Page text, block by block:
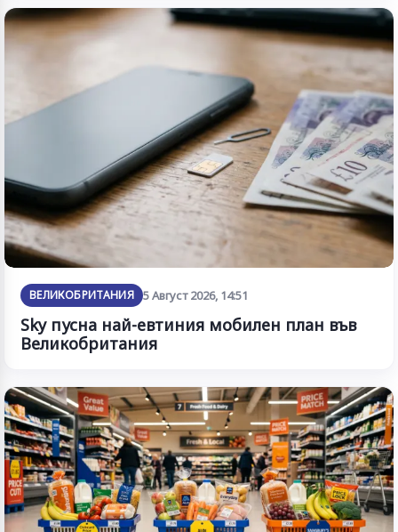
ВЕЛИКОБРИТАНИЯ 5 Август 2026, 14:51
Sky пусна най-евтиния мобилен план във
Великобритания